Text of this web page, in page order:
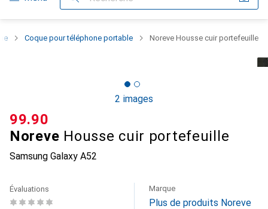
Coque pour téléphone portable Noreve Housse cuir portefeuille
2 images
Noreve Housse cuir portefeuille
Samsung Galaxy A52
CHF
99.90
Évaluations Marque
Plus de produits Noreve